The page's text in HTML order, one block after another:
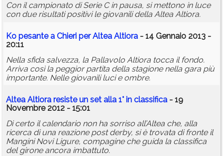
Con il campionato di Serie C in pausa, si mettono in luce
con due risultati positivi le giovanili della Altea Altiora.
Ko pesante a Chieri per Altea Altiora - 14 Gennaio 2013 -
20:11
Nella sfida salvezza, la Pallavolo Altiora tocca il fondo.
Arriva così la peggior partita della stagione nella gara più
importante. Nelle giovanili luci e ombre.
Altea Altiora resiste un set alla 1° in classifica - 19
Novembre 2012 - 15:01
Di certo il calendario non ha sorriso all’Altea che, alla
ricerca di una reazione post derby, si è trovata di fronte il
Mangini Novi Ligure, compagine che guida la classifica
del girone ancora imbattuto.